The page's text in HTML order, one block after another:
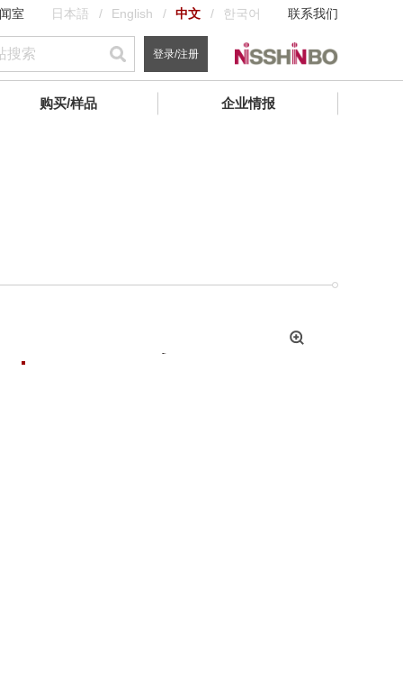
室 日本語 English 中文 한국어 联系我们
登录/注册
购买/样品 企业情报
拡